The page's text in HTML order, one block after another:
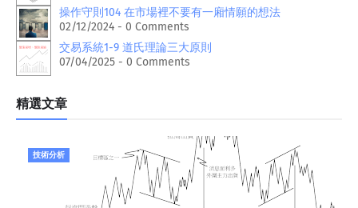
操作守則104 在市場裡不要有一廂情願的想法
02/12/2024 - 0 Comments
交易系統1-9 道氏理論三大原則
07/04/2025 - 0 Comments
精選文章
技術分析